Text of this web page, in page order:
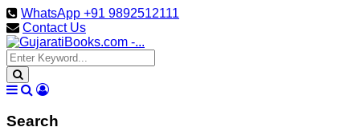
WhatsApp +91 9892512111
Contact Us
Search